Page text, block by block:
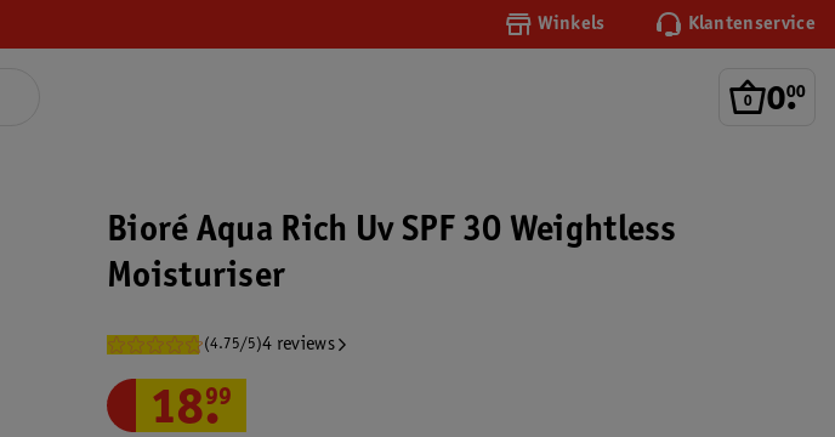
Winkels Klantenservice
0.
00
Bioré Aqua Rich Uv SPF 30 Weightless
Moisturiser
(4.75/5)4 reviews
18.
99